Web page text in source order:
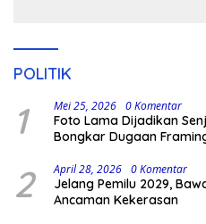
POLITIK
1 Mei 25, 2026 0 Komentar
Foto Lama Dijadikan
Bongkar Dugaan
2 April 28, 2026 0 Komentar
Jelang Pemilu 2029,
Ancaman Kekerasan